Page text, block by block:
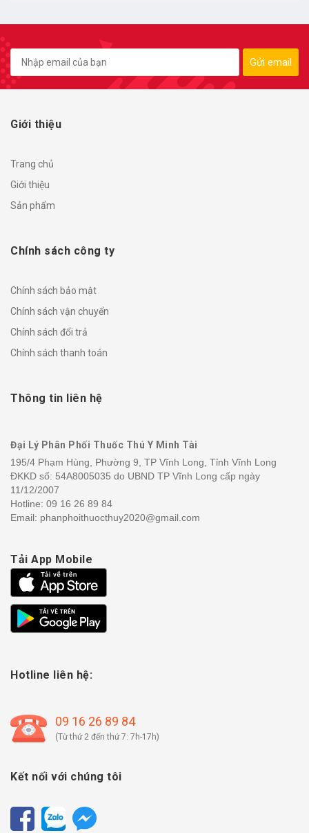
Gửi email
Giới thiệu
Trang chủ
Giới thiệu
Sản phẩm
Chính sách công ty
Chính sách bảo mật
Chính sách vận chuyển
Chính sách đổi trả
Chính sách thanh toán
Thông tin liên hệ
Đại Lý Phân Phối Thuốc Thú Y Minh Tài
195/4 Phạm Hùng, Phường 9, TP Vĩnh Long, Tỉnh Vĩnh Long
ĐKKD số: 54A8005035 do UBND TP Vĩnh Long cấp ngày
11/12/2007
Hotline: 09 16 26 89 84
Email: phanphoithuocthuy2020@gmail.com
Tải App Mobile
Hotline liên hệ:
09 16 26 89 84
(Từ thứ 2 đến thứ 7: 7h-17h)
Kết nối với chúng tôi